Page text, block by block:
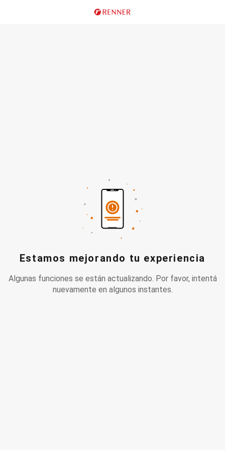
Estamos mejorando tu experiencia
Algunas funciones se están actualizando. Por favor, intentá
nuevamente en algunos instantes.